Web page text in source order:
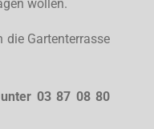
wollen.
die Gartenterrasse
03 87 08 80